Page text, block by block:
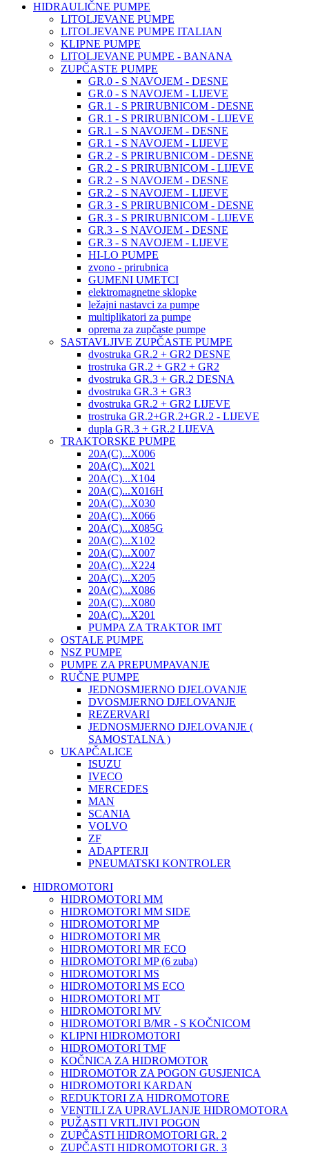
HIDRAULIČNE PUMPE
LITOLJEVANE PUMPE
LITOLJEVANE PUMPE ITALIAN
KLIPNE PUMPE
LITOLJEVANE PUMPE - BANANA
ZUPČASTE PUMPE
GR.0 - S NAVOJEM - DESNE
GR.0 - S NAVOJEM - LIJEVE
GR.1 - S PRIRUBNICOM - DESNE
GR.1 - S PRIRUBNICOM - LIJEVE
GR.1 - S NAVOJEM - DESNE
GR.1 - S NAVOJEM - LIJEVE
GR.2 - S PRIRUBNICOM - DESNE
GR.2 - S PRIRUBNICOM - LIJEVE
GR.2 - S NAVOJEM - DESNE
GR.2 - S NAVOJEM - LIJEVE
GR.3 - S PRIRUBNICOM - DESNE
GR.3 - S PRIRUBNICOM - LIJEVE
GR.3 - S NAVOJEM - DESNE
GR.3 - S NAVOJEM - LIJEVE
HI-LO PUMPE
zvono - prirubnica
GUMENI UMETCI
elektromagnetne sklopke
ležajni nastavci za pumpe
multiplikatori za pumpe
oprema za zupčaste pumpe
SASTAVLJIVE ZUPČASTE PUMPE
dvostruka GR.2 + GR2 DESNE
trostruka GR.2 + GR2 + GR2
dvostruka GR.3 + GR.2 DESNA
dvostruka GR.3 + GR3
dvostruka GR.2 + GR2 LIJEVE
trostruka GR.2+GR.2+GR.2 - LIJEVE
dupla GR.3 + GR.2 LIJEVA
TRAKTORSKE PUMPE
20A(C)...X006
20A(C)...X021
20A(C)...X104
20A(C)...X016H
20A(C)...X030
20A(C)...X066
20A(C)...X085G
20A(C)...X102
20A(C)...X007
20A(C)...X224
20A(C)...X205
20A(C)...X086
20A(C)...X080
20A(C)...X201
PUMPA ZA TRAKTOR IMT
OSTALE PUMPE
NSZ PUMPE
PUMPE ZA PREPUMPAVANJE
RUČNE PUMPE
JEDNOSMJERNO DJELOVANJE
DVOSMJERNO DJELOVANJE
REZERVARI
JEDNOSMJERNO DJELOVANJE (
SAMOSTALNA )
UKAPČALICE
ISUZU
IVECO
MERCEDES
MAN
SCANIA
VOLVO
ZF
ADAPTERJI
PNEUMATSKI KONTROLER
HIDROMOTORI
HIDROMOTORI MM
HIDROMOTORI MM SIDE
HIDROMOTORI MP
HIDROMOTORI MR
HIDROMOTORI MR ECO
HIDROMOTORI MP (6 zuba)
HIDROMOTORI MS
HIDROMOTORI MS ECO
HIDROMOTORI MT
HIDROMOTORI MV
HIDROMOTORI B/MR - S KOČNICOM
KLIPNI HIDROMOTORI
HIDROMOTORI TMF
KOČNICA ZA HIDROMOTOR
HIDROMOTOR ZA POGON GUSJENICA
HIDROMOTORI KARDAN
REDUKTORI ZA HIDROMOTORE
VENTILI ZA UPRAVLJANJE HIDROMOTORA
PUŽASTI VRTLJIVI POGON
ZUPČASTI HIDROMOTORI GR. 2
ZUPČASTI HIDROMOTORI GR. 3